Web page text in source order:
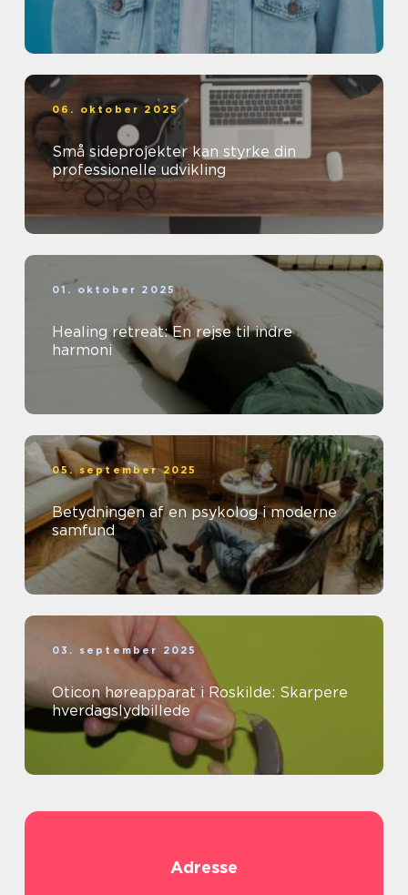
06. oktober 2025
Små sideprojekter kan styrke din
professionelle udvikling
01. oktober 2025
Healing retreat: En rejse til indre
harmoni
05. september 2025
Betydningen af en psykolog i moderne
samfund
03. september 2025
Oticon høreapparat i Roskilde: Skarpere
hverdagslydbillede
Adresse